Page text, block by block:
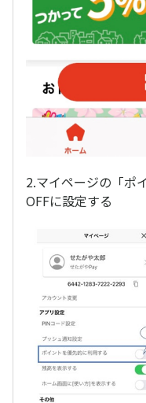
2.マイページの「ポ
OFFに設定する